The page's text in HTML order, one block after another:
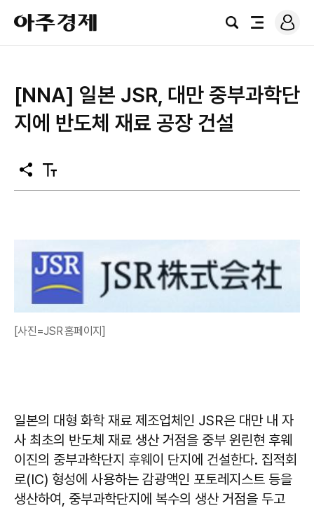
아
주
경
검
전
로
그
[NNA] 일본 JSR, 대만 중부과학단
지에 반도체 재료 공장 건설
공
유
텍
스
[사진=JSR 홈페이지]
일본의 대형 화학 재료 제조업체인 JSR은 대만 내 자
사 최초의 반도체 재료 생산 거점을 중부 윈린현 후웨
이진의 중부과학단지 후웨이 단지에 건설한다. 집적회
로(IC) 형성에 사용하는 감광액인 포토레지스트 등을
생산하여, 중부과학단지에 복수의 생산 거점을 두고